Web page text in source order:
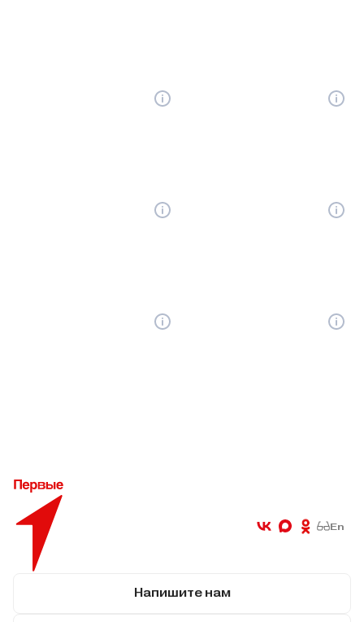
Напишите нам
En